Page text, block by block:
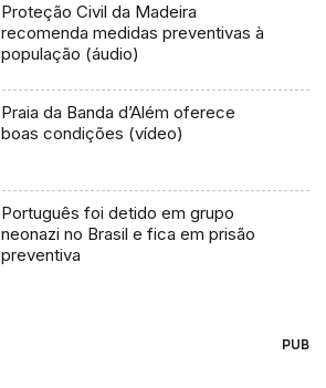
Proteção Civil da Madeira
recomenda medidas preventivas à
população (áudio)
Praia da Banda d’Além oferece
boas condições (vídeo)
Português foi detido em grupo
neonazi no Brasil e fica em prisão
preventiva
PUB